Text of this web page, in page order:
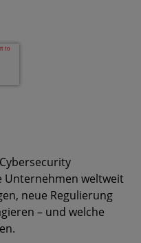
Unternehmen weltweit
neue Regulierung
– und welche